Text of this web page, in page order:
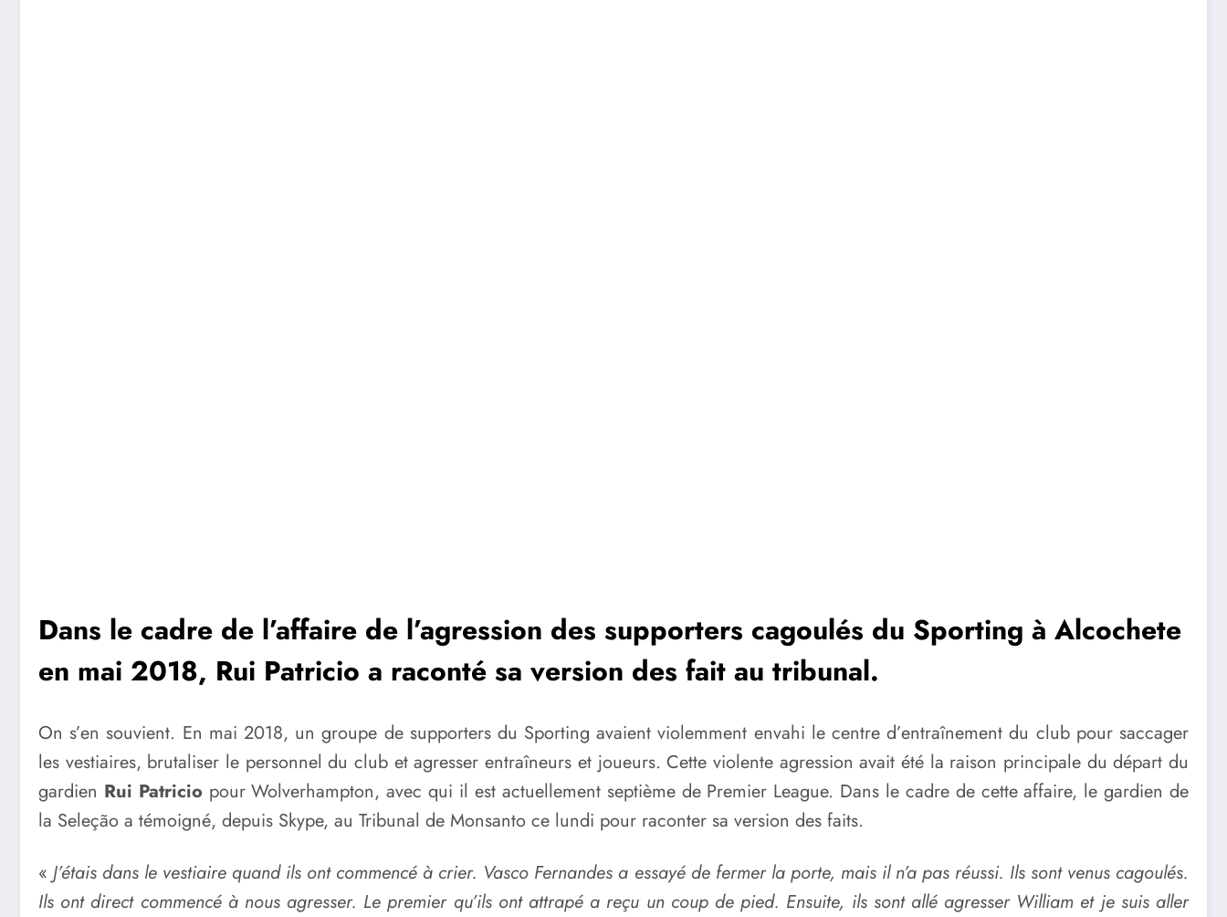
Dans le cadre de l’affaire de l’agression des supporters cagoulés du Sporting à Alcochete
en mai 2018, Rui Patricio a raconté sa version des fait au tribunal.
On s’en souvient. En mai 2018, un groupe de supporters du Sporting avaient violemment envahi le centre d’entraînement du club pour saccager
les vestiaires, brutaliser le personnel du club et agresser entraîneurs et joueurs. Cette violente agression avait été la raison principale du départ du
gardien Rui Patricio pour Wolverhampton, avec qui il est actuellement septième de Premier League. Dans le cadre de cette affaire, le gardien de
la Seleção a témoigné, depuis Skype, au Tribunal de Monsanto ce lundi pour raconter sa version des faits.
«J’étais dans le vestiaire quand ils ont commencé à crier. Vasco Fernandes a essayé de fermer la porte, mais il n’a pas réussi. Ils sont venus cagoulés.
Ils ont direct commencé à nous agresser. Le premier qu’ils ont attrapé a reçu un coup de pied. Ensuite, ils sont allé agresser William et je suis aller